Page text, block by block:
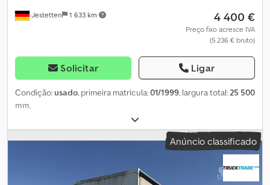
Jestetten 1 633 km 4 400 €
Preço fixo acresce IVA
(5 236 € bruto)
Solicitar Ligar
Condição:usado, primeira matrícula:01/1999, largura total:25 500
mm,
Anúncio classificado